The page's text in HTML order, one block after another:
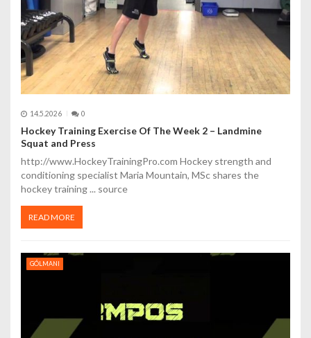
p
ř
í
s
p
ě
v
e
k
14.5.2026 0
Hockey Training Exercise Of The Week 2 – Landmine
Squat and Press
http://www.HockeyTrainingPro.com Hockey strength and
conditioning specialist Maria Mountain, MSc shares the
hockey training ... source
READ MORE
GÓLMANI